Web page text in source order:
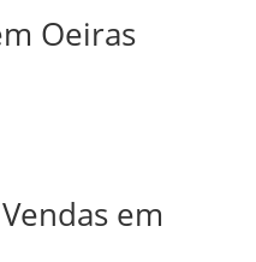
Oeiras
em